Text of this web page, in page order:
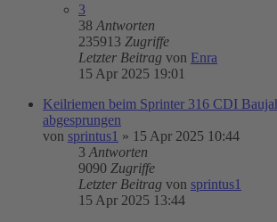
3
38 Antworten
235913 Zugriffe
Letzter Beitrag von Enra
15 Apr 2025 19:01
Keilriemen beim Sprinter 316 CDI
abgesprungen
von sprintus1 » 15 Apr 2025 10:44
3 Antworten
9090 Zugriffe
Letzter Beitrag von sprintus1
15 Apr 2025 13:44